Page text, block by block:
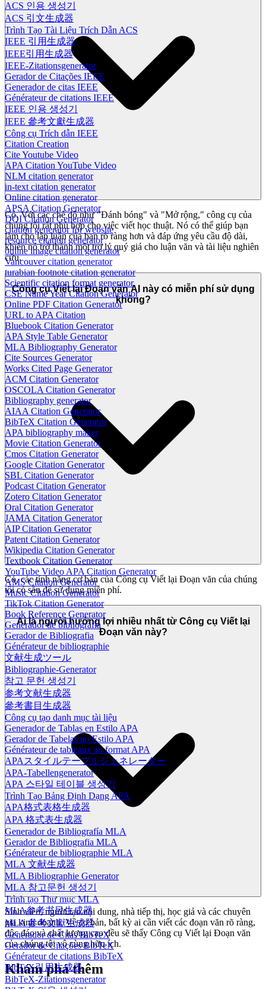
ACS 인용 생성기
ACS 引文生成器
Trình Tạo Tài Liệu Trích Dẫn ACS
IEEE 引用生成器
IEEE引用生成器
IEEE-Zitationsgenerator
Gerador de Citações IEEE
Generador de citas IEEE
Générateur de citations IEEE
IEEE 인용 생성기
IEEE 參考文獻生成器
Công cụ Trích dẫn IEEE
Citation Creation
Cite Youtube Video
APA Citation YouTube Video
NLM citation generator
in-text citation generator
Online citation generator
APSA Citation Generator
DOI Citation Generator
citation generator for website
resource citation generator
online image citation generator
Vancouver citation generator
turabian footnote citation generator
Scientific citation format generator
CSE Name Year Citation Generator
Online PDF Citation Generator
URL to APA Citation
Bluebook Citation Generator
APA Style Table Generator
MLA Bibliography Generator
Cite Sources Generator
Works Cited Page Generator
ACM Citation Generator
OSCOLA Citation Generator
Bibliography generator
AIAA Citation Generator
BibTeX Citation Generator
APA bibliography maker
Movie Citation Generator
Cmos Citation Generator
Google Citation Generator
SBL Citation Generator
Podcast Citation Generator
Zotero Citation Generator
Oral Citation Generator
JAMA Citation Generator
AIP Citation Generator
Patent Citation Generator
Wikipedia Citation Generator
Textbook Citation Generator
YouTube Video APA Citation Generator
AMS Citation Generator
Music Citation Generator
TikTok Citation Generator
Book Reference Generator
Generador de bibliografía
Gerador de Bibliografia
Générateur de bibliographie
文献生成ツール
Bibliographie-Generator
참고 문헌 생성기
参考文献生成器
參考書目生成器
Công cụ tạo danh mục tài liệu
Generador de Tablas en Estilo APA
Gerador de Tabelas no Estilo APA
Générateur de tableaux au format APA
APAスタイルテーブルジェネレーター
APA-Tabellengenerator
APA 스타일 테이블 생성기
Trình Tạo Bảng Định Dạng APA
APA格式表格生成器
APA 格式表生成器
Generador de Bibliografía MLA
Gerador de Bibliografia MLA
Générateur de bibliographie MLA
MLA 文献生成器
MLA Bibliographie Generator
MLA 참고문헌 생성기
Trình tạo Thư mục MLA
MLA参考书目生成器
MLA 參考文獻生成器
Generador de Citas BibTeX
Gerador de Citações BibTeX
Générateur de citations BibTeX
BibTeX引用生成器
BibTeX-Zitationsgenerator
Có. Với các chế độ như "Đánh bóng" và "Mở rộng," công cụ của
chúng tôi rất phù hợp cho việc viết học thuật. Nó có thể giúp bạn
làm cho lập luận của bạn rõ ràng hơn và đáp ứng yêu cầu độ dài,
khiến nó trở thành một trợ lý quý giá cho luận văn và tài liệu nghiên
cứu.
Công cụ Viết lại Đoạn văn AI này có miễn phí sử dụng
không?
Có, các tính năng cơ bản của Công cụ Viết lại Đoạn văn của chúng
tôi có sẵn để sử dụng miễn phí.
Ai là người hưởng lợi nhiều nhất từ Công cụ Viết lại
Đoạn văn này?
Sinh viên, người tạo nội dung, nhà tiếp thị, học giả và các chuyên
gia kinh doanh. Về cơ bản, bất kỳ ai cần viết các đoạn văn rõ ràng,
độc đáo và chất lượng cao đều sẽ thấy Công cụ Viết lại Đoạn văn
của chúng tôi vô cùng hữu ích.
Khám phá thêm